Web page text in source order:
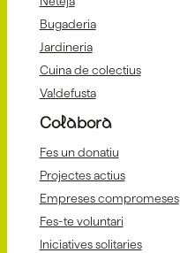
Bugaderia
Jardineria
Cuina de colectius
Va!defusta
Colabora
Fes un donatiu
Projectes actius
Empreses compromeses
Fes-te voluntari
Iniciatives solitaries